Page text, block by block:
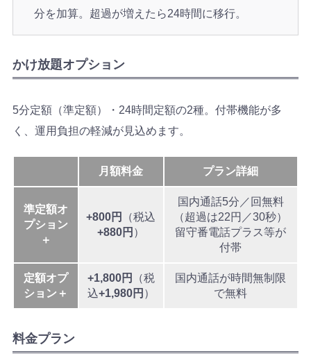
分を加算。超過が増えたら24時間に移行。
かけ放題オプション
5分定額（準定額）・24時間定額の2種。付帯機能が多
く、運用負担の軽減が見込めます。
月額料金 プラン詳細
準定額オ
プション
＋
+800円
（税込
+880円 ）
国内通話5分／回無料
（超過は22円／30秒）
留守番電話プラス等が
付帯
定額オプ
ション＋
+1,800円
（税
込+1,980円 ）
国内通話が時間無制限
で無料
料金プラン